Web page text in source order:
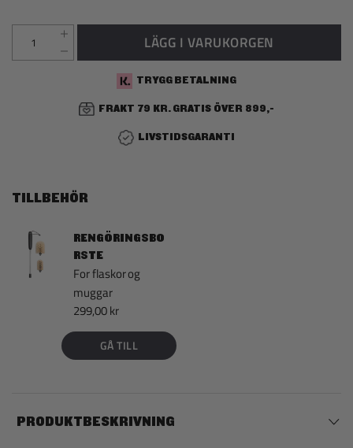
LÄGG I VARUKORGEN
TRYGG BETALNING
FRAKT 79 KR. GRATIS ÖVER 899,-
LIVSTIDSGARANTI
TILLBEHÖR
RENGÖRINGSBO
RSTE
For flaskor og
muggar
299,00 kr
GÅ TILL
PRODUKTBESKRIVNING